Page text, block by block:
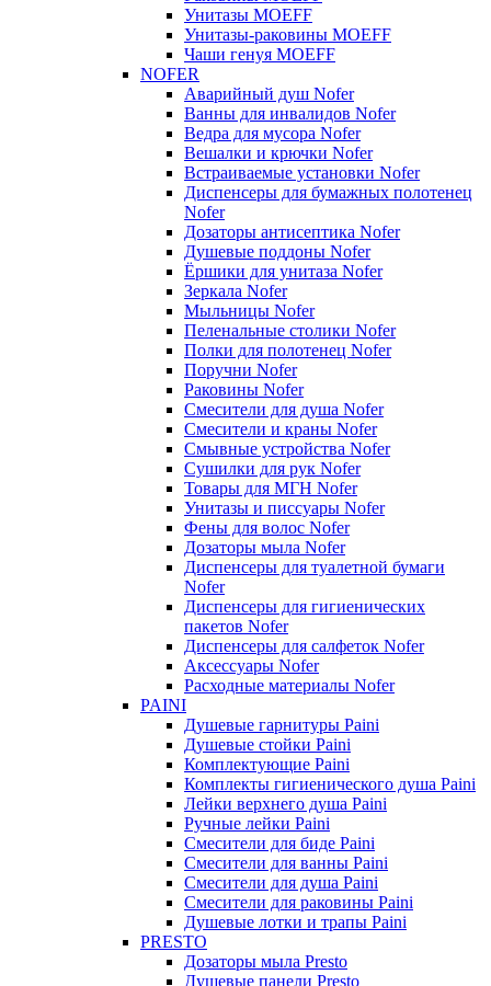
Унитазы MOEFF
Унитазы-раковины MOEFF
Чаши генуя MOEFF
NOFER
Аварийный душ Nofer
Ванны для инвалидов Nofer
Ведра для мусора Nofer
Вешалки и крючки Nofer
Встраиваемые установки Nofer
Диспенсеры для бумажных полотенец
Nofer
Дозаторы антисептика Nofer
Душевые поддоны Nofer
Ёршики для унитаза Nofer
Зеркала Nofer
Мыльницы Nofer
Пеленальные столики Nofer
Полки для полотенец Nofer
Поручни Nofer
Раковины Nofer
Смесители для душа Nofer
Смесители и краны Nofer
Смывные устройства Nofer
Сушилки для рук Nofer
Товары для МГН Nofer
Унитазы и писсуары Nofer
Фены для волос Nofer
Дозаторы мыла Nofer
Диспенсеры для туалетной бумаги
Nofer
Диспенсеры для гигиенических
пакетов Nofer
Диспенсеры для салфеток Nofer
Аксессуары Nofer
Расходные материалы Nofer
PAINI
Душевые гарнитуры Paini
Душевые стойки Paini
Комплектующие Paini
Комплекты гигиенического душа Paini
Лейки верхнего душа Paini
Ручные лейки Paini
Смесители для биде Paini
Смесители для ванны Paini
Смесители для душа Paini
Смесители для раковины Paini
Душевые лотки и трапы Paini
PRESTO
Дозаторы мыла Presto
Душевые панели Presto